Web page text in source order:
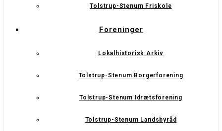
Tolstrup-Stenum Friskole
Foreninger
Lokalhistorisk Arkiv
Tolstrup-Stenum Borgerforening
Tolstrup-Stenum Idrætsforening
Tolstrup-Stenum Landsbyråd